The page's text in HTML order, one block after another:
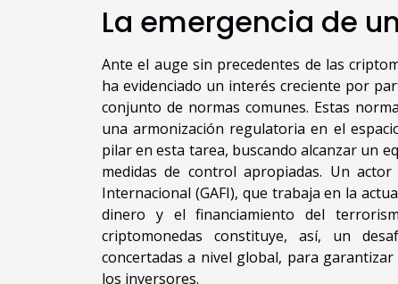
La emergencia de
Ante el auge sin precedentes de las
ha evidenciado un interés creciente por
conjunto de normas comunes. Estas
una armonización regulatoria en el
pilar en esta tarea, buscando alcanzar un
medidas de control apropiadas. Un
Internacional (GAFI), que trabaja en la
dinero y el financiamiento del
criptomonedas constituye, así, un
concertadas a nivel global, para
los inversores.